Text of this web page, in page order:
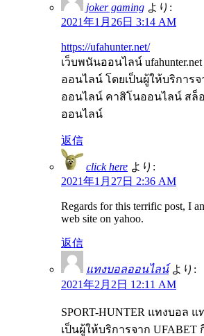
joker gaming より:
2021年1月26日 3:14 AM
https://ufahunter.net/
เว็บพนันออนไลน์
ออนไลน์ โดยเป็นผู้ให้บริการจ
ออนไลน์ คาสิโนออนไลน์ สล็
ออนไลน์
返信
click here より:
2021年1月27日 2:36 AM
Regards for this terrific post, I
web site on yahoo.
返信
แทงบอลออนไลน์ より:
2021年2月2日 12:11 AM
SPORT-HUNTER แทงบอล
เป็นผู้ให้บริการจาก